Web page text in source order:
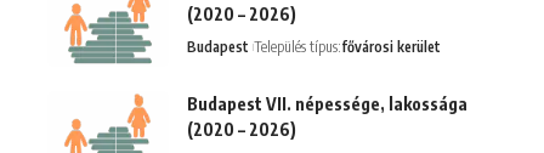
(2020 – 2026)
Budapest Település típus:fővárosi kerület
Budapest VII. népessége, lakossága
(2020 – 2026)